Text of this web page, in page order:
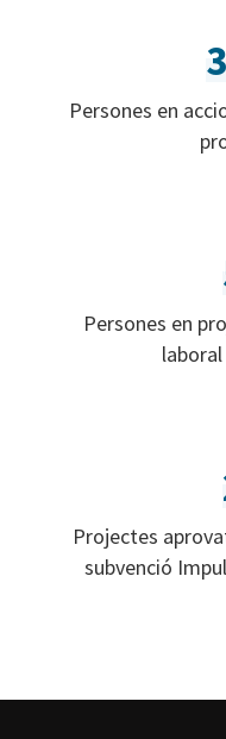
Persones en
Persones en
Projectes
subvenció